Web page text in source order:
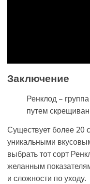
Заключение
Ренклод –
путем
Существует более 20
уникальными
выбрать тот сорт
желанным
и сложности по уходу.